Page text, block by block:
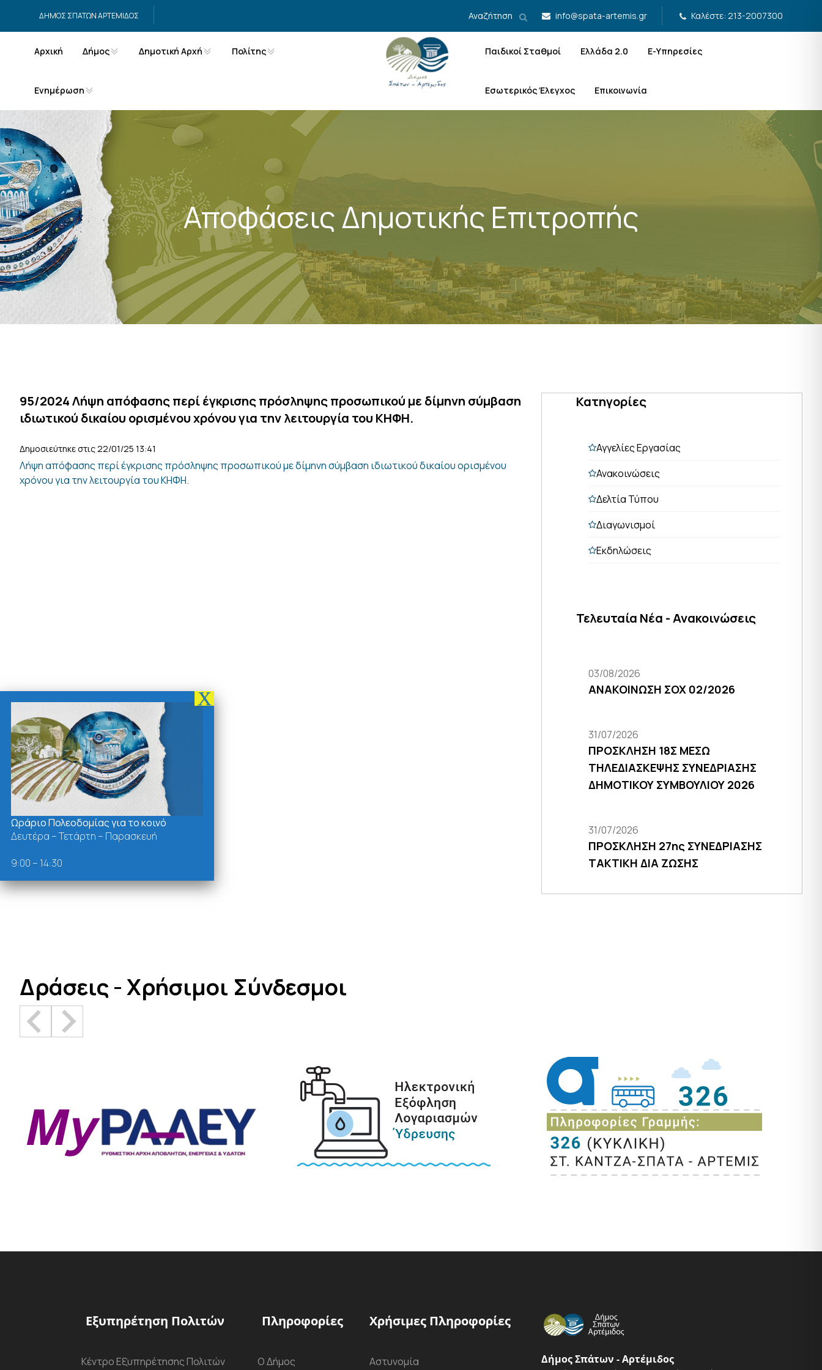
ΔΗΜΟΣ ΣΠΑΤΩΝ ΑΡΤΕΜΙΔΟΣ Αναζήτηση info@spata-artemis.gr Καλέστε: 213-2007300
Αρχική Δήμος Δημοτική Αρχή Πολίτης
Ενημέρωση
Παιδικοί Σταθμοί Ελλάδα 2.0 Ε-Υπηρεσίες
Εσωτερικός Έλεγχος Επικοινωνία
Αποφάσεις Δημοτικής Επιτροπής
95/2024 Λήψη απόφασης περί έγκρισης πρόσληψης προσωπικού με δίμηνη σύμβαση
ιδιωτικού δικαίου ορισμένου χρόνου για την λειτουργία του ΚΗΦΗ.
Δημοσιεύτηκε στις 22/01/25 13:41
Λήψη απόφασης περί έγκρισης πρόσληψης προσωπικού με δίμηνη σύμβαση ιδιωτικού δικαίου ορισμένου
χρόνου για την λειτουργία του ΚΗΦΗ.
Κατηγορίες
Αγγελίες Εργασίας
Ανακοινώσεις
Δελτία Τύπου
Διαγωνισμοί
Εκδηλώσεις
Τελευταία Νέα - Ανακοινώσεις
03/08/2026
ΑΝΑΚΟΙΝΩΣΗ ΣΟΧ 02/2026
31/07/2026
ΠΡΟΣΚΛΗΣΗ 18Σ ΜΕΣΩ
ΤΗΛΕΔΙΑΣΚΕΨΗΣ ΣΥΝΕΔΡΙΑΣΗΣ
ΔΗΜΟΤΙΚΟΥ ΣΥΜΒΟΥΛΙΟΥ 2026
31/07/2026
ΠΡΟΣΚΛΗΣΗ 27ης ΣΥΝΕΔΡΙΑΣΗΣ
ΤΑΚΤΙΚΗ ΔΙΑ ΖΩΣΗΣ
Δράσεις - Χρήσιμοι Σύνδεσμοι
Εξυπηρέτηση Πολιτών
Κέντρο Εξυπηρέτησης Πολιτών
Πληροφορίες
Ο Δήμος
Χρήσιμες Πληροφορίες
Αστυνομία
Δήμος Σπάτων - Αρτέμιδος
Ωράριο Πολεοδομίας για το κοινό
Δευτέρα – Τετάρτη – Παρασκευή
9:00 – 14:30